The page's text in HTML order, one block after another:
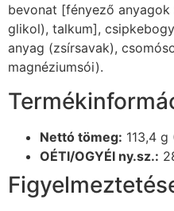
bevonat [fényező
glikol), talkum],
anyag (zsírsavak),
magnéziumsói).
Nettó tömeg: 113,4
OÉTI/OGYÉI ny.sz.: